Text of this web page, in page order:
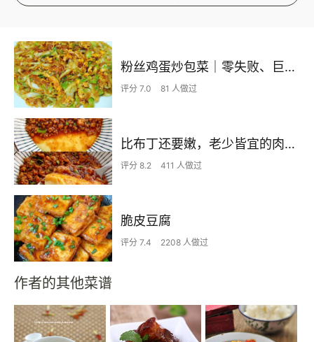
粉丝鸡蛋炒包菜｜零失败、巨下饭
评分 7.0 81 人做过
比布丁还要嫩，老少皆宜的肉沫蒸蛋
评分 8.2 411 人做过
脆皮豆腐
评分 7.4 2208 人做过
作者的其他菜谱